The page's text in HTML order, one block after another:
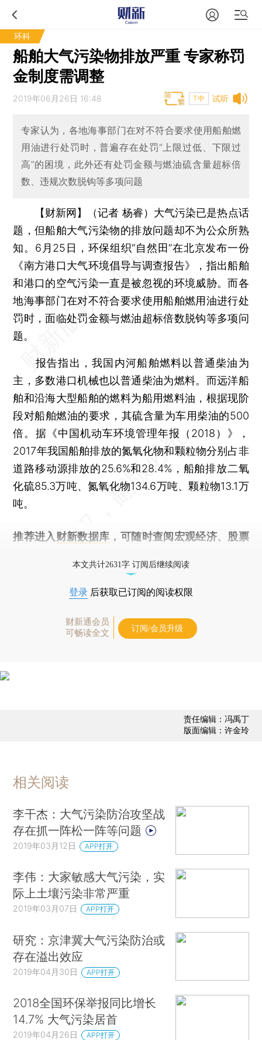
环科
船舶大气污染物排放严重 专家称罚
金制度需调整
试听
2019年06月26日 16:48 T中
专家认为，各地海事部门在对不符合要求使用船舶燃
用油进行处罚时，普遍存在处罚“上限过低、下限过
高”的困境，此外还有处罚金额与燃油硫含量超标倍
数、违规次数脱钩等多项问题
【财新网】（记者 杨睿） 大气污染已是热点话
题，但船舶大气污染物的排放问题却不为公众所熟
知。6月25日，环保组织“自然田”在北京发布一份
《南方港口大气环境倡导与调查报告》，指出船舶
和港口的空气污染一直是被忽视的环境威胁。而各
地海事部门在对不符合要求使用船舶燃用油进行处
罚时，面临处罚金额与燃油超标倍数脱钩等多项问
题。
报告指出，我国内河船舶燃料以普通柴油为
主，多数港口机械也以普通柴油为燃料。而远洋船
舶和沿海大型船舶的燃料为船用燃料油，根据现阶
段对船舶燃油的要求，其硫含量为车用柴油的500
倍。据《中国机动车环境管理年报（2018）》，
2017年我国船舶排放的氮氧化物和颗粒物分别占非
道路移动源排放的25.6%和28.4%，船舶排放二氧
化硫85.3万吨、氮氧化物134.6万吨、颗粒物13.1万
吨。
推荐进入 财新数据库 ，可随时查阅宏观经济、股票
本文共计2631字 订阅后继续阅读
登录 后获取已订阅的阅读权限
财新通会员
可畅读全文
订阅/会员升级
责任编辑：冯禹丁
版面编辑：许金玲
相关阅读
李干杰：大气污染防治攻坚战
存在抓一阵松一阵等问题
2019年03月12日 APP打开
李伟：大家敏感大气污染，实
际上土壤污染非常严重
2019年03月07日 APP打开
研究：京津冀大气污染防治或
存在溢出效应
2019年04月30日 APP打开
2018全国环保举报同比增长
14.7% 大气污染居首
2019年04月26日 APP打开